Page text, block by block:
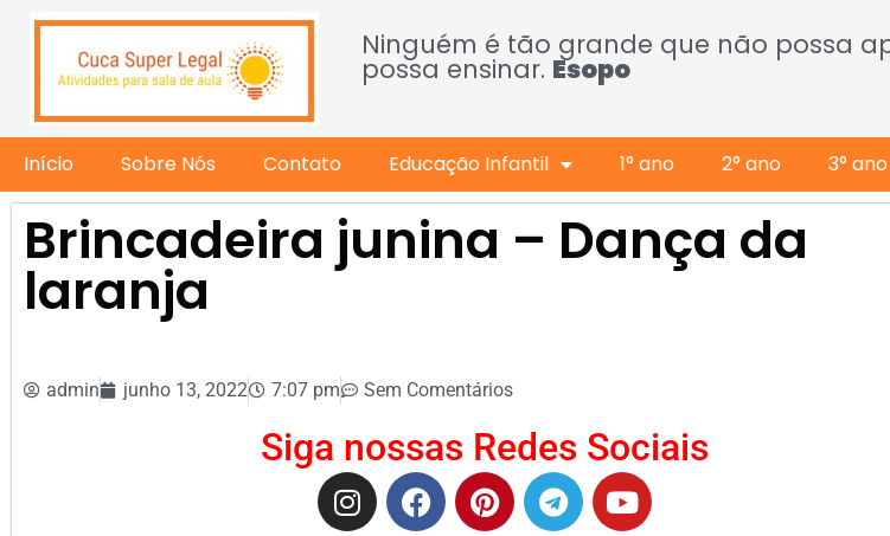
Ninguém é tão grande que não possa
possa ensinar. Esopo
Início Sobre Nós Contato Educação Infantil 1° ano 2° ano 3° ano
Brincadeira junina – Dança da
laranja
admin junho 13, 2022 7:07 pm Sem Comentários
Siga nossas Redes Sociais